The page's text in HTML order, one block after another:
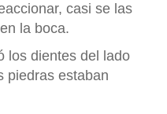
casi se las
la boca.
los dientes del lado
piedras estaban